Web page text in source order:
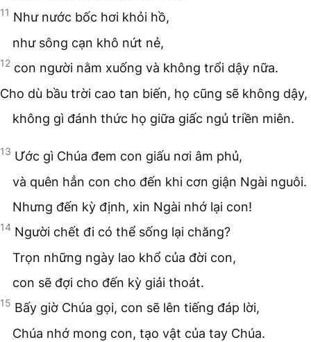
11 Như nước bốc hơi khỏi hồ,
như sông cạn khô nứt nẻ,
12 con người nằm xuống và không trổi dậy nữa.
Cho dù bầu trời cao tan biến, họ cũng sẽ không dậy,
không gì đánh thức họ giữa giấc ngủ triền miên.
13 Ước gì Chúa đem con giấu nơi âm phủ,
và quên hẳn con cho đến khi cơn giận Ngài nguôi.
Nhưng đến kỳ định, xin Ngài nhớ lại con!
14 Người chết đi có thể sống lại chăng?
Trọn những ngày lao khổ của đời con,
con sẽ đợi cho đến kỳ giải thoát.
15 Bấy giờ Chúa gọi, con sẽ lên tiếng đáp lời,
Chúa nhớ mong con, tạo vật của tay Chúa.